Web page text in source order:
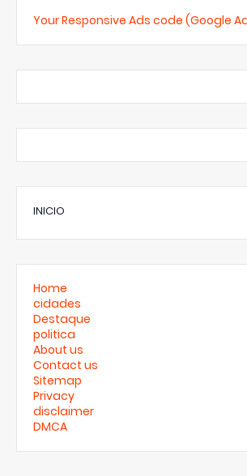
Your Responsive Ads code (Google
INICIO
Home
cidades
Destaque
politica
About us
Contact us
Sitemap
Privacy
disclaimer
DMCA